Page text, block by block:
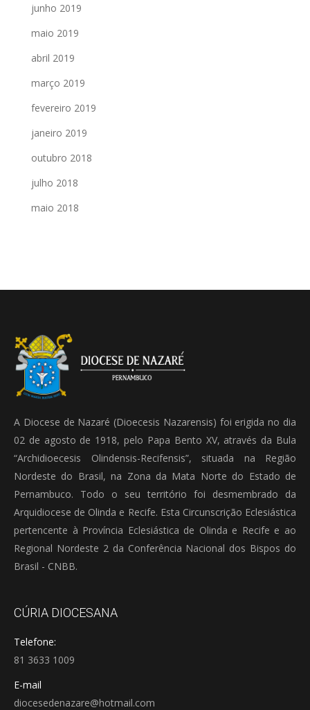
junho 2019
maio 2019
abril 2019
março 2019
fevereiro 2019
janeiro 2019
outubro 2018
julho 2018
maio 2018
A Diocese de Nazaré (Dioecesis Nazarensis) foi erigida no dia
02 de agosto de 1918, pelo Papa Bento XV, através da Bula
“Archidioecesis Olindensis-Recifensis”, situada na Região
Nordeste do Brasil, na Zona da Mata Norte do Estado de
Pernambuco. Todo o seu território foi desmembrado da
Arquidiocese de Olinda e Recife. Esta Circunscrição Eclesiástica
pertencente à Província Eclesiástica de Olinda e Recife e ao
Regional Nordeste 2 da Conferência Nacional dos Bispos do
Brasil - CNBB.
CÚRIA DIOCESANA
Telefone:
81 3633 1009
E-mail
diocesedenazare@hotmail.com